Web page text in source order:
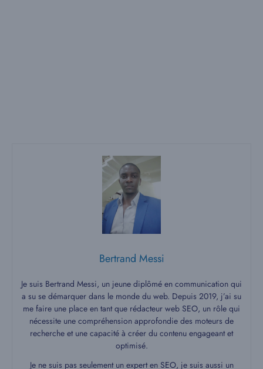
Bertrand Messi
Je suis Bertrand Messi, un jeune diplômé en communication qui
a su se démarquer dans le monde du web. Depuis 2019, j’ai su
me faire une place en tant que rédacteur web SEO, un rôle qui
nécessite une compréhension approfondie des moteurs de
recherche et une capacité à créer du contenu engageant et
optimisé.
Je ne suis pas seulement un expert en SEO, je suis aussi un